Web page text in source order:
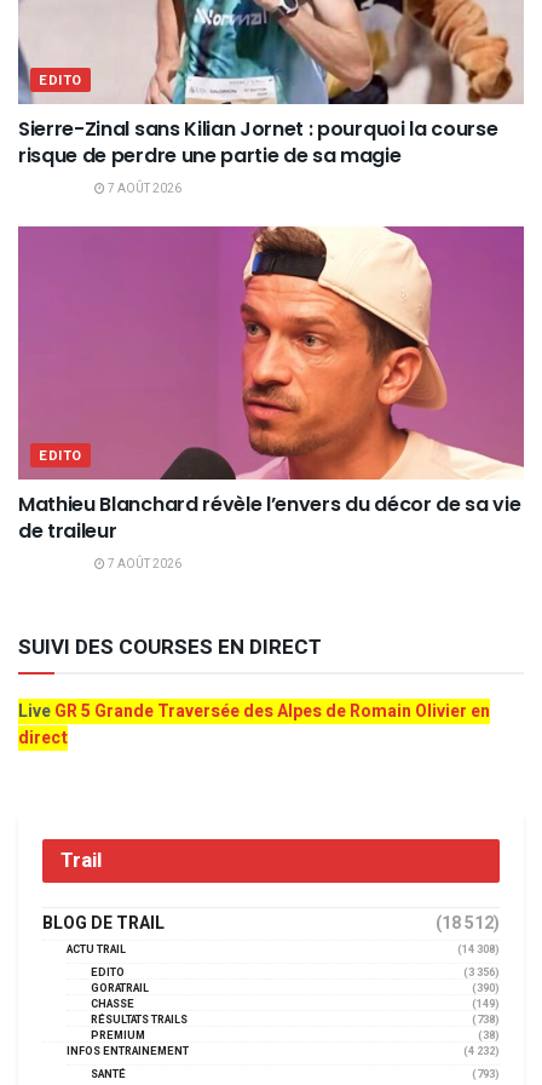
EDITO
Sierre-Zinal sans Kilian Jornet : pourquoi la course
risque de perdre une partie de sa magie
7 AOÛT 2026
EDITO
Mathieu Blanchard révèle l’envers du décor de sa vie
de traileur
7 AOÛT 2026
SUIVI DES COURSES EN DIRECT
LiveGR 5 Grande Traversée des Alpes de Romain Olivier en
direct
Trail
BLOG DE TRAIL (18 512)
ACTU TRAIL
(14 308)
EDITO
(3 356)
GORATRAIL
(390)
CHASSE
(149)
RÉSULTATS TRAILS
(738)
PREMIUM
(38)
INFOS ENTRAINEMENT
(4 232)
SANTÉ
(793)